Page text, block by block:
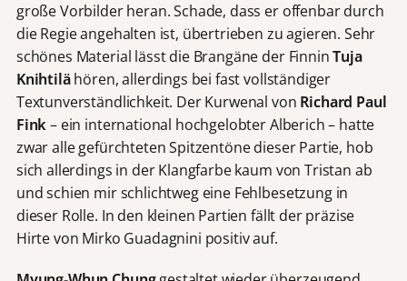
große Vorbilder heran. Schade, dass er offenbar durch
die Regie angehalten ist, übertrieben zu agieren. Sehr
schönes Material lässt die Brangäne der FinninTuja
Knihtilähören, allerdings bei fast vollständiger
Textunverständlichkeit. Der Kurwenal von Richard Paul
Fink– ein international hochgelobter Alberich – hatte
zwar alle gefürchteten Spitzentöne dieser Partie, hob
sich allerdings in der Klangfarbe kaum von Tristan ab
und schien mir schlichtweg eine Fehlbesetzung in
dieser Rolle. In den kleinen Partien fällt der präzise
Hirte von Mirko Guadagnini positiv auf.